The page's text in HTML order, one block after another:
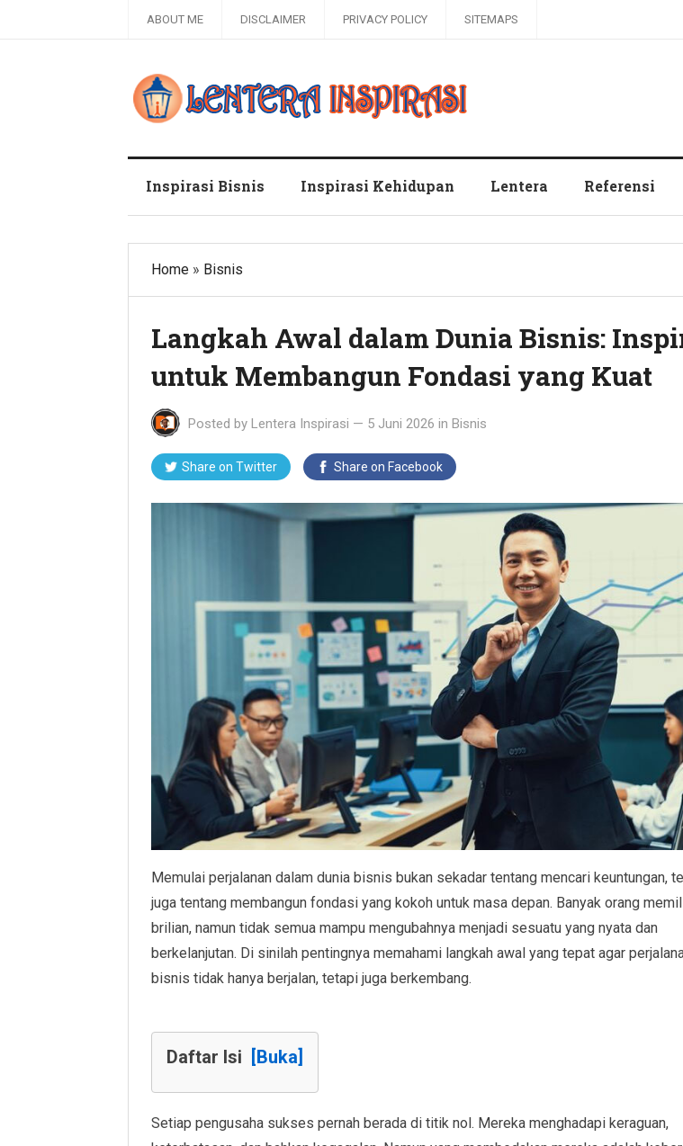
ABOUT ME DISCLAIMER PRIVACY POLICY SITEMAPS
Inspirasi Bisnis Inspirasi Kehidupan Lentera Referensi
Home » Bisnis
Langkah Awal dalam Dunia Bisnis:
untuk Membangun Fondasi yang Kuat
Posted by Lentera Inspirasi — 5 Juni 2026 in Bisnis
Share on Twitter Share on Facebook
Memulai perjalanan dalam dunia bisnis bukan sekadar tentang mencari keuntungan,
juga tentang membangun fondasi yang kokoh untuk masa depan. Banyak orang
brilian, namun tidak semua mampu mengubahnya menjadi sesuatu yang nyata dan
berkelanjutan. Di sinilah pentingnya memahami langkah awal yang tepat agar
bisnis tidak hanya berjalan, tetapi juga berkembang.
Daftar Isi [Buka]
Setiap pengusaha sukses pernah berada di titik nol. Mereka menghadapi keraguan,